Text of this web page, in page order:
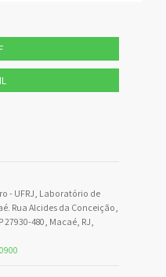
- UFRJ, Laboratório de
Rua Alcides da Conceição,
27930-480, Macaé, RJ,